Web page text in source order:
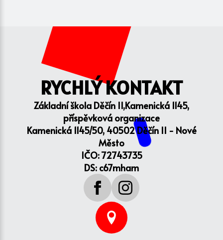
RYCHLÝ KONTAKT
Základní škola Děčín II,Kamenická 1145,
příspěvková organizace
Kamenická 1145/50, 40502 Děčín II - Nové
Město
IČO: 72743735
DS: c67mham